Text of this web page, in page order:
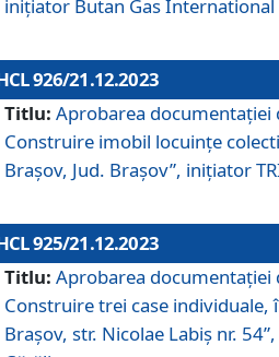
inițiator Butan Gas International
926/21.12.2023
Titlu: Aprobarea documentaţiei
Construire imobil locuințe
Brașov, Jud. Brașov”, inițiator
925/21.12.2023
Titlu: Aprobarea documentaţiei
Construire trei case
Brașov, str. Nicolae Labiș nr.